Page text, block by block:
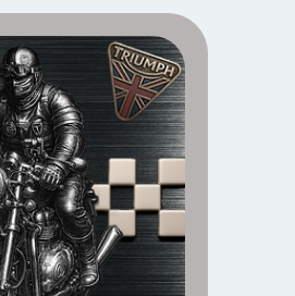
Street Scrambler, Street Twin,